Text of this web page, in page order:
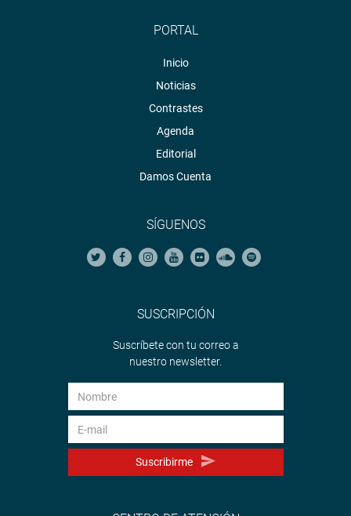
PORTAL
Inicio
Noticias
Contrastes
Agenda
Editorial
Damos Cuenta
SÍGUENOS
SUSCRIPCIÓN
Suscríbete con tu correo a
nuestro newsletter.
Suscribirme